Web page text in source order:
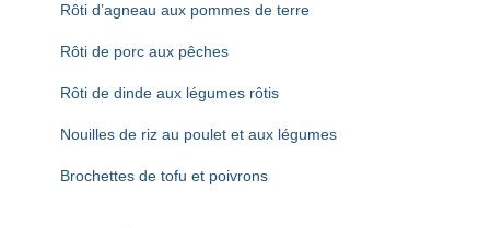
Rôti d’agneau aux pommes de terre
Rôti de porc aux pêches
Rôti de dinde aux légumes rôtis
Nouilles de riz au poulet et aux légumes
Brochettes de tofu et poivrons